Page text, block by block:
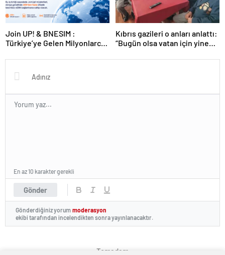
Join UP! & BNESIM :
Türkiye’ye Gelen Milyonlarca
Kıbrıs gazileri o anları anlattı:
“Bugün olsa vatan için yine
Gönder
En az 10 karakter gerekli
Gönderdiğiniz yorum moderasyon
ekibi tarafından incelendikten sonra yayınlanacaktır.
Temadam